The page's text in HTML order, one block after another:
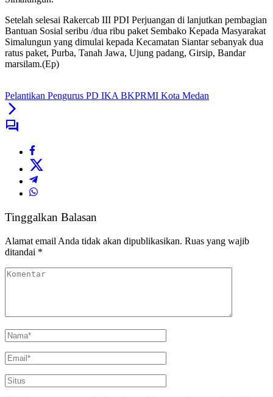
Setelah selesai Rakercab III PDI Perjuangan di lanjutkan pembagian
Bantuan Sosial seribu /dua ribu paket Sembako Kepada Masyarakat
Simalungun yang dimulai kepada Kecamatan Siantar sebanyak dua
ratus paket, Purba, Tanah Jawa, Ujung padang, Girsip, Bandar
marsilam.(Ep)
Pelantikan Pengurus PD IKA BKPRMI Kota Medan
Tinggalkan Balasan
Alamat email Anda tidak akan dipublikasikan. Ruas yang wajib
ditandai *